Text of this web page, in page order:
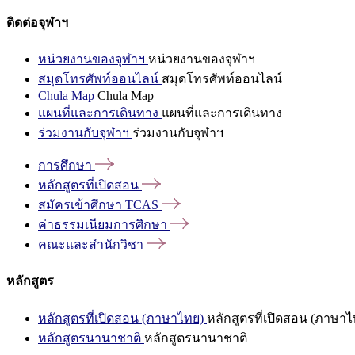
ติดต่อจุฬาฯ
หน่วยงานของจุฬาฯ หน่วยงานของจุฬาฯ
สมุดโทรศัพท์ออนไลน์ สมุดโทรศัพท์ออนไลน์
Chula Map Chula Map
แผนที่และการเดินทาง แผนที่และการเดินทาง
ร่วมงานกับจุฬาฯ ร่วมงานกับจุฬาฯ
การศึกษา
หลักสูตรที่เปิดสอน
สมัครเข้าศึกษา TCAS
ค่าธรรมเนียมการศึกษา
คณะและสำนักวิชา
หลักสูตร
หลักสูตรที่เปิดสอน (ภาษาไทย) หลักสูตรที่เปิดสอน (ภาษาไ
หลักสูตรนานาชาติ หลักสูตรนานาชาติ